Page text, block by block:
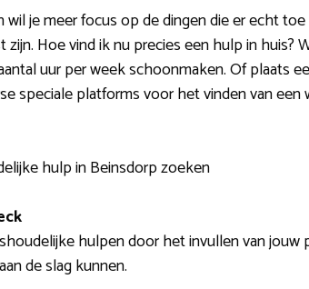
wil je meer focus op de dingen die er echt
Hoe vind ik nu precies een hulp in
uur per week schoonmaken. Of plaats
speciale platforms voor het vinden van
hulp in Beinsdorp zoeken
hulpen door het invullen van
de slag kunnen.